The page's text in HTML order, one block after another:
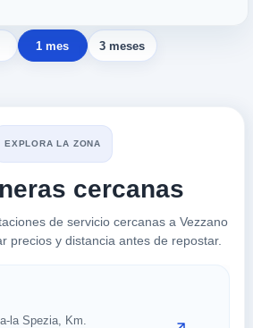
1 mes 3 meses
EXPLORA LA ZONA
cercanas
de servicio cercanas a Vezzano
precios y distancia antes de repostar.
cercanas en
la Spezia, Km.